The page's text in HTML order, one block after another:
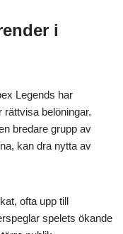
i
Legends har
belöningar.
bredare grupp av
kan dra nytta av
ofta upp till
spelets ökande